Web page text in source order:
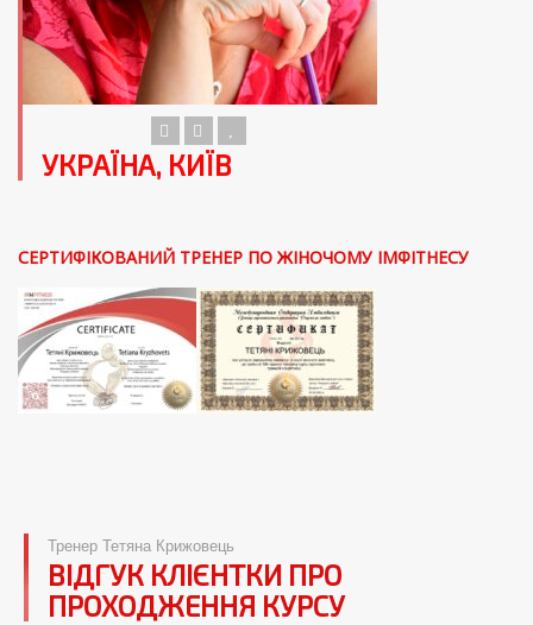
УКРАЇНА, КИЇВ
СЕРТИФІКОВАНИЙ ТРЕНЕР ПО ЖІНОЧОМУ ІМФІТНЕСУ
Тренер Тетяна Крижовець
ВІДГУК КЛІЄНТКИ ПРО
ПРОХОДЖЕННЯ КУРСУ